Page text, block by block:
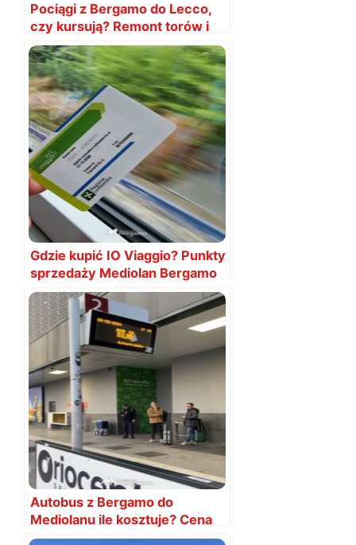
Pociągi z Bergamo do Lecco,
czy kursują? Remont torów i
utrudnienia ruchu
Gdzie kupić IO Viaggio? Punkty
sprzedaży Mediolan Bergamo
Autobus z Bergamo do
Mediolanu ile kosztuje? Cena